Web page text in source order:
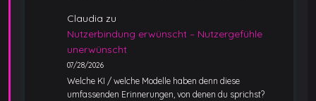
Claudia zu
Nutzerbindung erwünscht – Nutzergefühle
unerwünscht
07/28/2026
Welche KI / welche Modelle haben denn diese
umfassenden Erinnerungen, von denen du sprichst?